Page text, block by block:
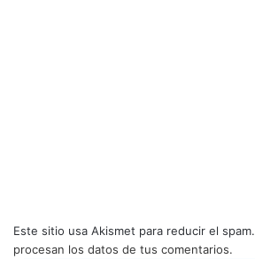
Este sitio usa Akismet para reducir el spam.
procesan los datos de tus comentarios.